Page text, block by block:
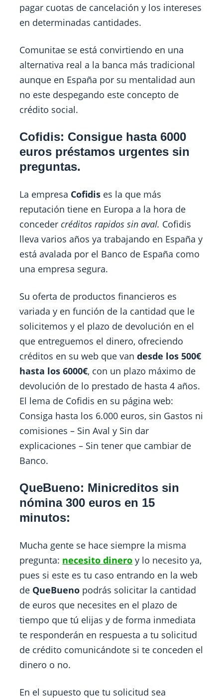
pagar cuotas de cancelación y los intereses
en determinadas cantidades.
Comunitae se está convirtiendo en una
alternativa real a la banca más tradicional
aunque en España por su mentalidad aun
no este despegando este concepto de
crédito social.
Cofidis: Consigue hasta 6000
euros préstamos urgentes sin
preguntas.
La empresa Cofidis es la que más
reputación tiene en Europa a la hora de
concedercréditos rapidos sin aval. Cofidis
lleva varios años ya trabajando en España y
está avalada por el Banco de España como
una empresa segura.
Su oferta de productos financieros es
variada y en función de la cantidad que le
solicitemos y el plazo de devolución en el
que entreguemos el dinero, ofreciendo
créditos en su web que vandesde los 500€
hasta los 6000€, con un plazo máximo de
devolución de lo prestado de hasta 4 años.
El lema de Cofidis en su página web:
Consiga hasta los 6.000 euros, sin Gastos ni
comisiones – Sin Aval y Sin dar
explicaciones – Sin tener que cambiar de
Banco.
QueBueno: Minicreditos sin
nómina 300 euros en 15
minutos:
Mucha gente se hace siempre la misma
pregunta: necesito dinero y lo necesito ya,
pues si este es tu caso entrando en la web
de QueBueno podrás solicitar la cantidad
de euros que necesites en el plazo de
tiempo que tú elijas y de forma inmediata
te responderán en respuesta a tu solicitud
de crédito comunicándote si te conceden el
dinero o no.
En el supuesto que tu solicitud sea